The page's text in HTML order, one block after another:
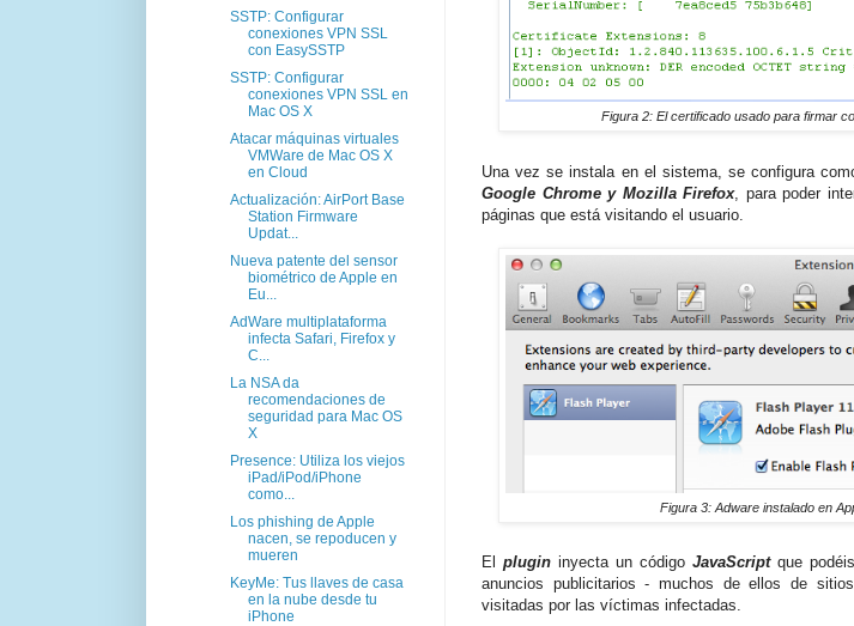
Figura 2: El certificado usado para firmar
Una vez se instala en el sistema, se configura
Google Chrome y Mozilla Firefox, para poder
páginas que está visitando el usuario.
Figura 3: Adware instalado en
El plugininyecta un código JavaScriptque
anuncios publicitarios - muchos de ellos de
visitadas por las víctimas infectadas.
SSTP: Configurar
conexiones VPN SSL
con EasySSTP
SSTP: Configurar
conexiones VPN SSL en
Mac OS X
Atacar máquinas virtuales
VMWare de Mac OS X
en Cloud
Actualización: AirPort Base
Station Firmware
Updat...
Nueva patente del sensor
biométrico de Apple en
Eu...
AdWare multiplataforma
infecta Safari, Firefox y
C...
La NSA da
recomendaciones de
seguridad para Mac OS
X
Presence: Utiliza los viejos
iPad/iPod/iPhone
como...
Los phishing de Apple
nacen, se repoducen y
mueren
KeyMe: Tus llaves de casa
en la nube desde tu
iPhone